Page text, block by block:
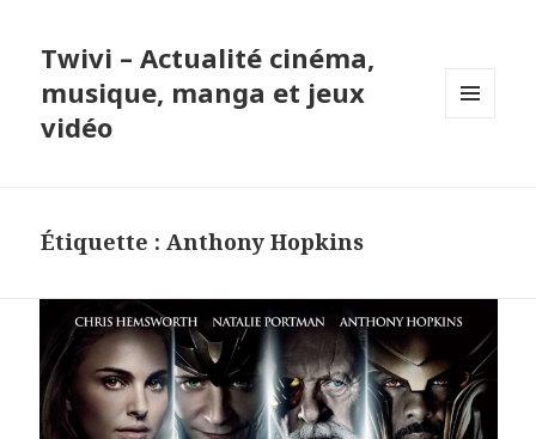
Twivi – Actualité cinéma,
musique, manga et jeux
vidéo
Étiquette :Anthony Hopkins